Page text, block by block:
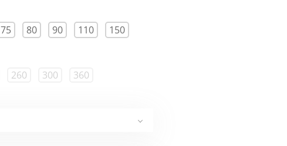
75 80 90 110
150
260 300
360